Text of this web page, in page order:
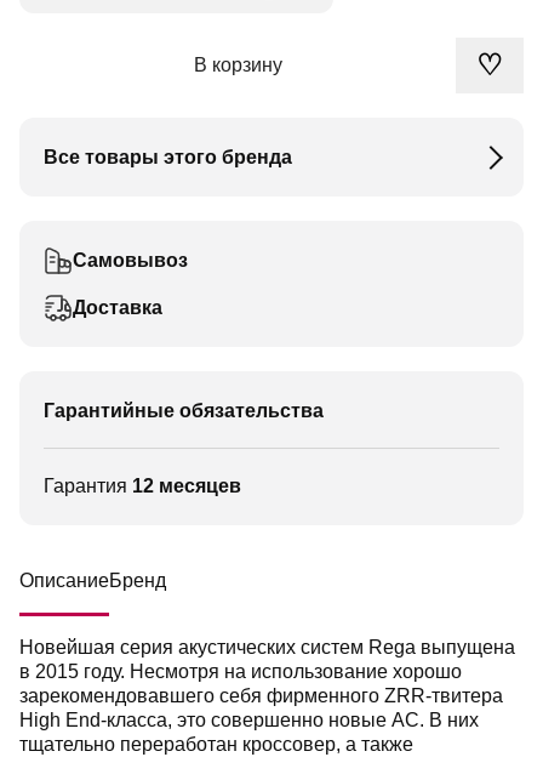
В корзину ♡
Все товары этого бренда
Самовывоз
Доставка
Гарантийные обязательства
Гарантия 12 месяцев
ОписаниеБренд
Новейшая серия акустических систем Rega выпущена
в 2015 году. Несмотря на использование хорошо
зарекомендовавшего себя фирменного ZRR-твитера
High End-класса, это совершенно новые АС. В них
тщательно переработан кроссовер, а также